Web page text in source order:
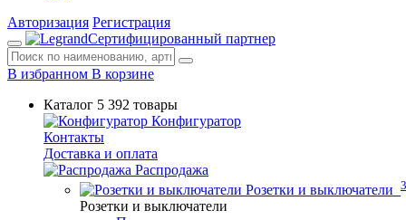
Авторизация Регистрация
Сертифицированный партнер
В избранном В корзине
Каталог 5 392 товары
Конфигуратор
Контакты
Доставка и оплата
Распродажа
Розетки и выключатели
Розетки и выключатели